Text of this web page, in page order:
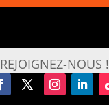
REJOIGNEZ-NOUS !